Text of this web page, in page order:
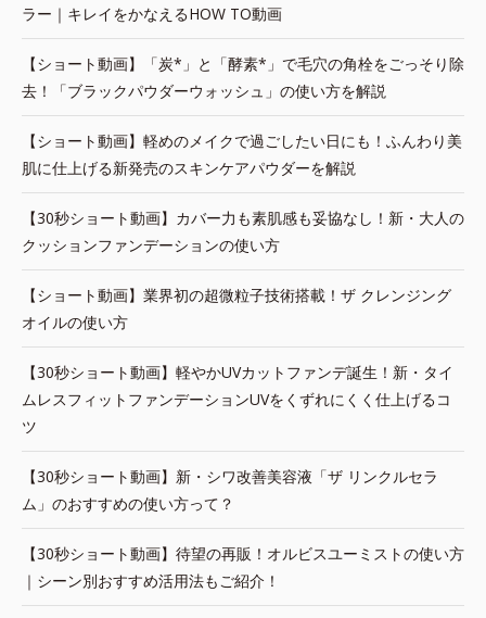
ラー｜キレイをかなえるHOW TO動画
【ショート動画】「炭*」と「酵素*」で毛穴の角栓をごっそり除
去！「ブラックパウダーウォッシュ」の使い方を解説
【ショート動画】軽めのメイクで過ごしたい日にも！ふんわり美
肌に仕上げる新発売のスキンケアパウダーを解説
【30秒ショート動画】カバー力も素肌感も妥協なし！新・大人の
クッションファンデーションの使い方
【ショート動画】業界初の超微粒子技術搭載！ザ クレンジング
オイルの使い方
【30秒ショート動画】軽やかUVカットファンデ誕生！新・タイ
ムレスフィットファンデーションUVをくずれにくく仕上げるコ
ツ
【30秒ショート動画】新・シワ改善美容液「ザ リンクルセラ
ム」のおすすめの使い方って？
【30秒ショート動画】待望の再販！オルビスユーミストの使い方
｜シーン別おすすめ活用法もご紹介！